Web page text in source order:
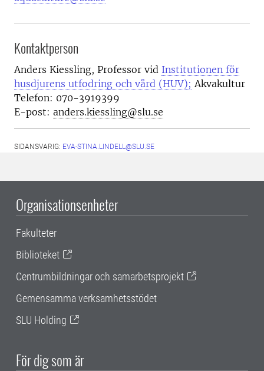
Kontaktperson
Anders Kiessling, Professor vid Institutionen för
husdjurens utfodring och vård (HUV); Akvakultur
Telefon: 070-3919399
E-post: anders.kiessling@slu.se
SIDANSVARIG: EVA-STINA.LINDELL@SLU.SE
Organisationsenheter
Fakulteter
Biblioteket
Centrumbildningar och samarbetsprojekt
Gemensamma verksamhetsstödet
SLU Holding
För dig som är